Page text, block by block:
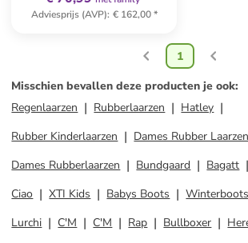
Adviesprijs (AVP): € 162,00*
1
Misschien bevallen deze producten je ook:
Regenlaarzen
Rubberlaarzen
Hatley
Rubber Kinderlaarzen
Dames Rubber Laarzen
Dames Rubberlaarzen
Bundgaard Bagatt
Ciao
XTI Kids Babys Boots Winterboots
Lurchi
C'M C'M Rap Bullboxer